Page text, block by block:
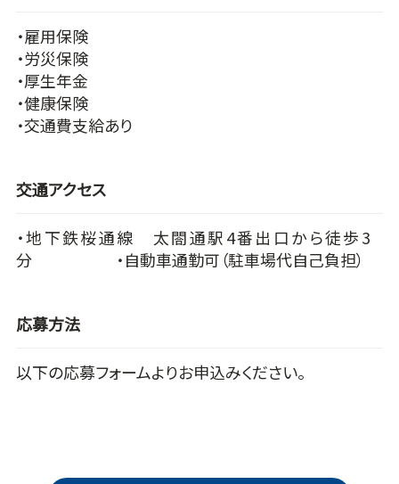
・雇用保険
・労災保険
・厚生年金
・健康保険
・交通費支給あり
交通アクセス
・地下鉄桜通線 太閤通駅4番出口から徒歩3
分 ・自動車通勤可（駐車場代自己負担）
応募方法
以下の応募フォームよりお申込みください。